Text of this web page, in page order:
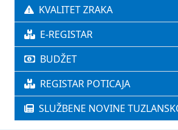
KVALITET ZRAKA
E-REGISTAR
BUDŽET
REGISTAR POTICAJA
SLUŽBENE NOVINE